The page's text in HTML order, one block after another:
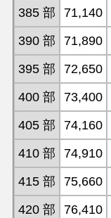
385 部
71,140
390 部
71,890
395 部
72,650
400 部
73,400
405 部
74,160
410 部
74,910
415 部
75,660
420 部
76,410